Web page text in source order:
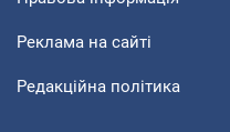
Реклама на сайті
Редакційна політика